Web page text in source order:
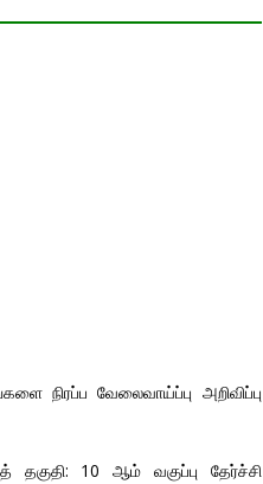
நிரப்ப வேலைவாய்ப்பு அறிவிப்பு
10 ஆம் வகுப்பு தேர்ச்சி